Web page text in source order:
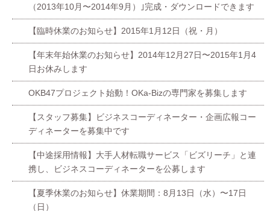
（2013年10月〜2014年9月）｣完成・ダウンロードできます
【臨時休業のお知らせ】2015年1月12日（祝・月）
【年末年始休業のお知らせ】2014年12月27日〜2015年1月4
日お休みします
OKB47プロジェクト始動！OKa-Bizの専門家を募集します
【スタッフ募集】ビジネスコーディネーター・企画広報コー
ディネーターを募集中です
【中途採用情報】大手人材転職サービス「ビズリーチ」と連
携し、ビジネスコーディネーターを公募します
【夏季休業のお知らせ】休業期間：8月13日（水）〜17日
（日）